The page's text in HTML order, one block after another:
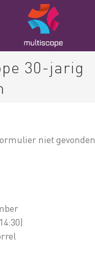
niet gevonden.